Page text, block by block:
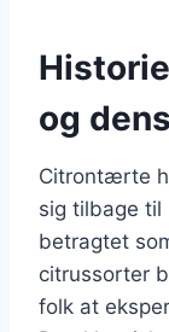
og
Citrontærte
sig tilbage til
betragtet
citrussorter
folk at